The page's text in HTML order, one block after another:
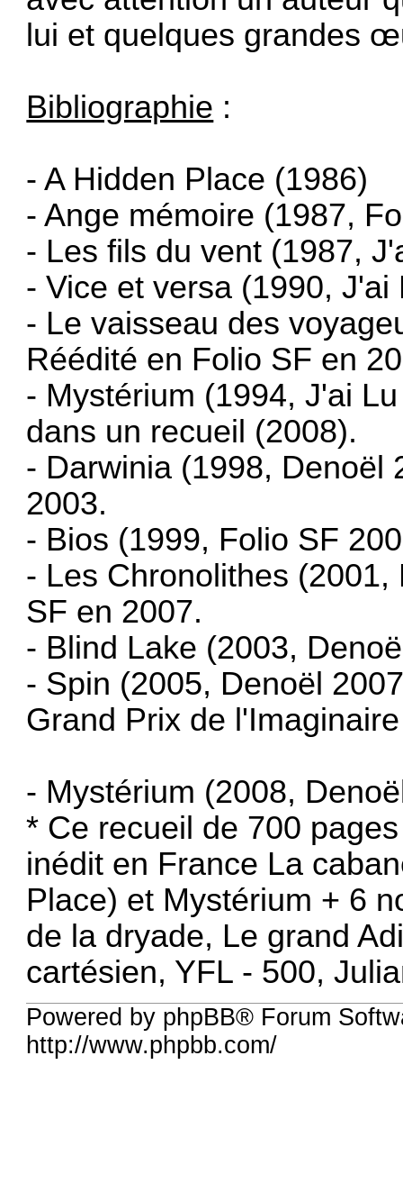
lui et quelques grandes
Bibliographie :
- A Hidden Place (1986)
- Ange mémoire (1987,
- Les fils du vent (1987,
- Vice et versa (1990, J'ai
- Le vaisseau des
Réédité en Folio SF en
- Mystérium (1994, J'ai
dans un recueil (2008).
- Darwinia (1998, Denoël
2003.
- Bios (1999, Folio SF
- Les Chronolithes
SF en 2007.
- Blind Lake (2003,
- Spin (2005, Denoël
Grand Prix de
- Mystérium (2008,
* Ce recueil de 700
inédit en France La
Place) et Mystérium + 6
de la dryade, Le grand
cartésien, YFL - 500,
Powered by phpBB® Forum
http://www.phpbb.com/